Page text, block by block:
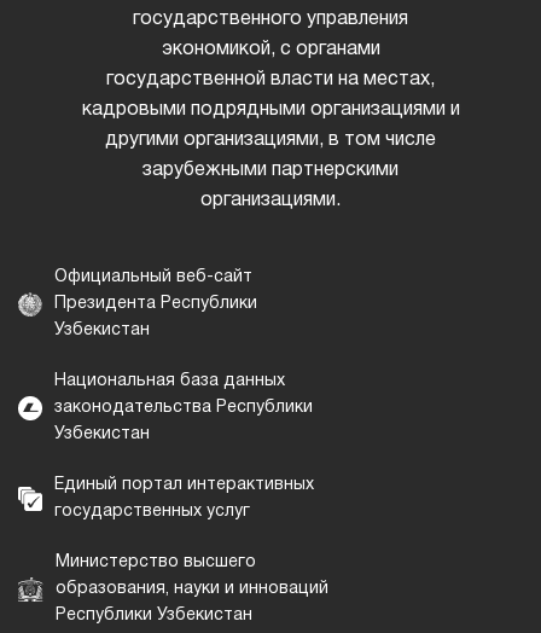
государственного управления
экономикой, с органами
государственной власти на местах,
кадровыми подрядными организациями и
другими организациями, в том числе
зарубежными партнерскими
организациями.
Официальный веб-сайт
Президента Республики
Узбекистан
Национальная база данных
законодательства Республики
Узбекистан
Единый портал интерактивных
государственных услуг
Министерство высшего
образования, науки и инноваций
Республики Узбекистан